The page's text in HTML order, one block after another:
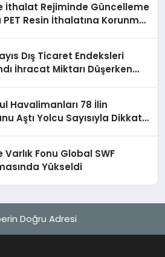
İthalat Rejiminde Güncelleme
PET Resin İthalatına Korunma
Dış Ticaret Endeksleri
İhracat Miktarı Düşerken
Havalimanları 78 İlin
Aştı Yolcu Sayısıyla Dikkat
Varlık Fonu Global SWF
Yükseldi
Doğru Adresi